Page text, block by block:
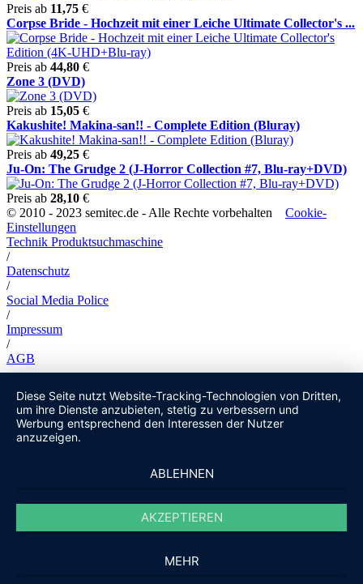
Preis ab 11,75 €
Corpse Bride - Hochzeit mit einer Leiche Ultimate Collector's ...
Preis ab 44,80 €
Zone 3 (DVD)
Preis ab 15,05 €
Kakushite! Makina-san!! - Complete Edition (Bluray)
Preis ab 49,25 €
Ju-On: The Grudge 2 (J-Horror Collection #7, Blu-ray+DVD)
Preis ab 28,10 €
© 2010 - 2023 semitec.de - Alle Rechte vorbehalten Cookie-
Einstellungen
Technik Produktsuchmaschine
/
Datenschutz
/
Social Media Police
/
Impressum
/
AGB
Diese Seite nutzt Website-Tracking-Technologien von Dritten,
um ihre Dienste anzubieten, stetig zu verbessern und
Werbung entsprechend den Interessen der Nutzer
anzuzeigen.
ABLEHNEN
AKZEPTIEREN
MEHR